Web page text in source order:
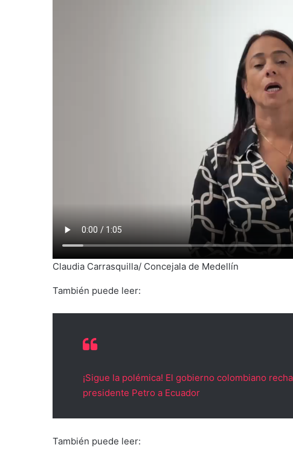
Claudia Carrasquilla/ Concejala de Medellín
También puede leer:
¡Sigue la polémica! El gobierno colombiano
presidente Petro a Ecuador
También puede leer: